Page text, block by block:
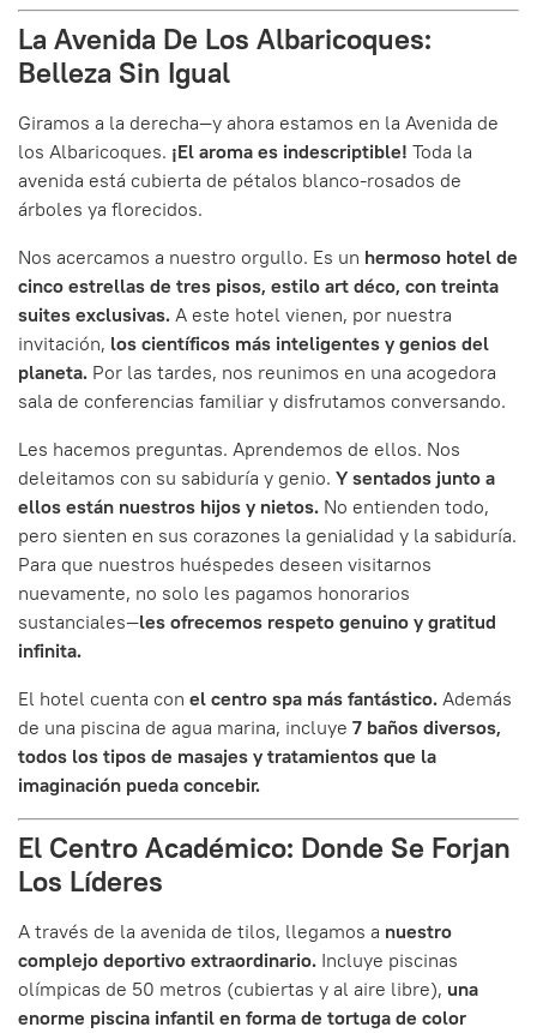
La Avenida De Los Albaricoques:
Belleza Sin Igual
Giramos a la derecha—y ahora estamos en la Avenida de
los Albaricoques. ¡El aroma es indescriptible! Toda la
avenida está cubierta de pétalos blanco-rosados de
árboles ya florecidos.
Nos acercamos a nuestro orgullo. Es un hermoso hotel de
cinco estrellas de tres pisos, estilo art déco, con treinta
suites exclusivas. A este hotel vienen, por nuestra
invitación, los científicos más inteligentes y genios del
planeta. Por las tardes, nos reunimos en una acogedora
sala de conferencias familiar y disfrutamos conversando.
Les hacemos preguntas. Aprendemos de ellos. Nos
deleitamos con su sabiduría y genio. Y sentados junto a
ellos están nuestros hijos y nietos. No entienden todo,
pero sienten en sus corazones la genialidad y la sabiduría.
Para que nuestros huéspedes deseen visitarnos
nuevamente, no solo les pagamos honorarios
sustanciales—les ofrecemos respeto genuino y gratitud
infinita.
El hotel cuenta con el centro spa más fantástico. Además
de una piscina de agua marina, incluye 7 baños diversos,
todos los tipos de masajes y tratamientos que la
imaginación pueda concebir.
El Centro Académico: Donde Se Forjan
Los Líderes
A través de la avenida de tilos, llegamos a nuestro
complejo deportivo extraordinario. Incluye piscinas
olímpicas de 50 metros (cubiertas y al aire libre), una
enorme piscina infantil en forma de tortuga de color